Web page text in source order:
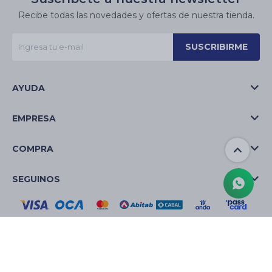
Recibe todas las novedades y ofertas de nuestra tienda.
SUSCRIBIRME
AYUDA
EMPRESA
COMPRA
SEGUINOS